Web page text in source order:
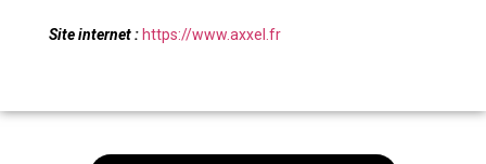
Site internet : https://www.axxel.fr